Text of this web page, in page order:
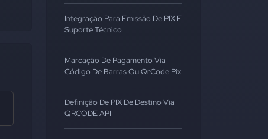
Integração Para Emissão De PIX E
Suporte Técnico
Marcação De Pagamento Via
Código De Barras Ou QrCode Pix
Definição De PIX De Destino Via
QRCODE API